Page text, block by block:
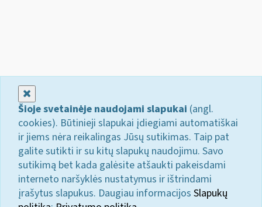
Šioje svetainėje naudojami slapukai (angl.
cookies). Būtinieji slapukai įdiegiami automatiškai
ir jiems nėra reikalingas Jūsų sutikimas. Taip pat
galite sutikti ir su kitų slapukų naudojimu. Savo
sutikimą bet kada galėsite atšaukti pakeisdami
interneto naršyklės nustatymus ir ištrindami
įrašytus slapukus. Daugiau informacijos Slapukų